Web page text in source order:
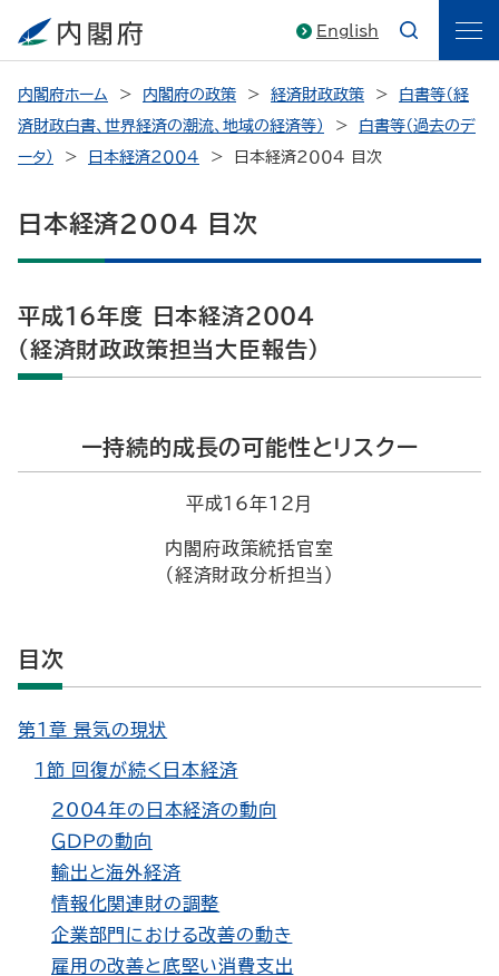
English
内閣府ホーム 内閣府の政策 経済財政政策
白書等（経
済財政白書、世界経済の潮流、地域の経済等）
白書等（過去のデ
ータ）
日本経済２００４ 日本経済２００４ 目次
日本経済２００４ 目次
平成16年度 日本経済２００４
（経済財政政策担当大臣報告）
ー持続的成長の可能性とリスクー
平成16年12月
内閣府政策統括官室
（経済財政分析担当）
目次
第１章 景気の現状
１節 回復が続く日本経済
2004年の日本経済の動向
ＧＤＰの動向
輸出と海外経済
情報化関連財の調整
企業部門における改善の動き
雇用の改善と底堅い消費支出